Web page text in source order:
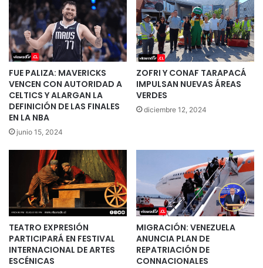
FUE PALIZA: MAVERICKS
VENCEN CON AUTORIDAD A
CELTICS Y ALARGAN LA
DEFINICIÓN DE LAS FINALES
EN LA NBA
junio 15, 2024
ZOFRI Y CONAF TARAPACÁ
IMPULSAN NUEVAS ÁREAS
VERDES
diciembre 12, 2024
TEATRO EXPRESIÓN
PARTICIPARÁ EN FESTIVAL
INTERNACIONAL DE ARTES
ESCÉNICAS
MIGRACIÓN: VENEZUELA
ANUNCIA PLAN DE
REPATRIACIÓN DE
CONNACIONALES